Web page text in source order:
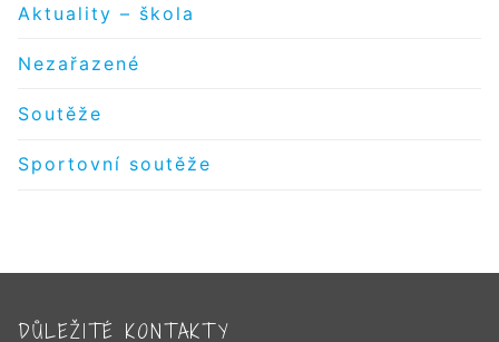
Aktuality – škola
Nezařazené
Soutěže
Sportovní soutěže
DŮLEŽITÉ KONTAKTY